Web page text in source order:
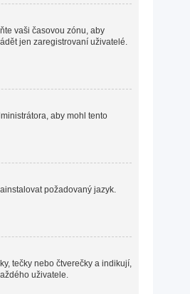
vaši časovou zónu, aby
jen zaregistrovaní uživatelé.
aby mohl tento
požadovaný jazyk.
tečky nebo čtverečky a indikují,
uživatele.